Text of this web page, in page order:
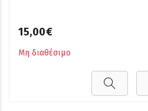
15,00€
Μη διαθέσιμο